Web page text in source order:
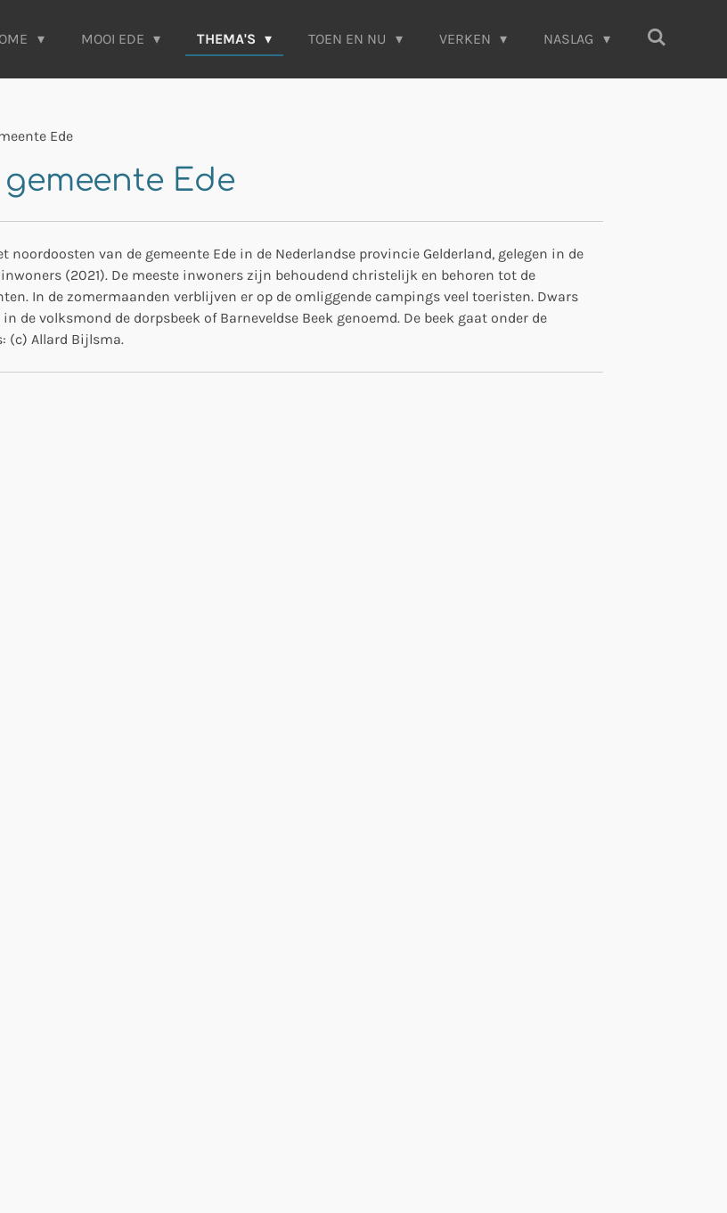
MOOI EDE THEMA'S TOEN EN NU VERKEN NASLAG
Ede
Ede
van de gemeente Ede in de Nederlandse provincie Gelderland, gelegen in de
inwoners (2021). De meeste inwoners zijn behoudend christelijk en behoren tot de
In de zomermaanden verblijven er op de omliggende campings veel toeristen. Dwars
de volksmond de dorpsbeek of Barneveldse Beek genoemd. De beek gaat onder de
(c) Allard Bijlsma.